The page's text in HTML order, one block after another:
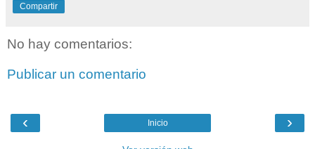
Compartir
No hay comentarios:
Publicar un comentario
‹ ›
Inicio